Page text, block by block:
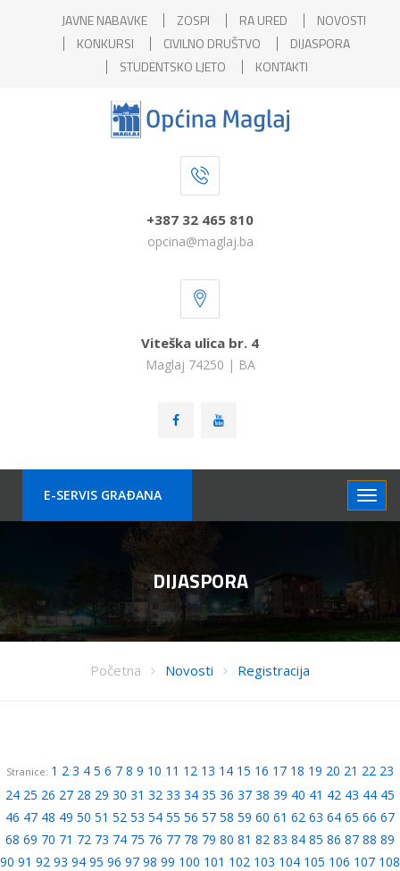
JAVNE NABAVKE ZOSPI RA URED
NOVOSTI
KONKURSI
CIVILNO DRUŠTVO
DIJASPORA
STUDENTSKO LJETO
KONTAKTI
+387 32 465 810
opcina@maglaj.ba
Viteška ulica br. 4
Maglaj 74250 | BA
E-SERVIS GRAÐANA
DIJASPORA
Početna Novosti Registracija
Stranice: 1 2 3 4 5 6 7 8 9 10 11 12 13 14 15 16 17 18 19 20 21 22 23
24 25 26 27 28 29 30 31 32 33 34 35 36 37 38 39 40 41 42 43 44 45
46 47 48 49 50 51 52 53 54 55 56 57 58 59 60 61 62 63 64 65 66 67
68 69 70 71 72 73 74 75 76 77 78 79 80 81 82 83 84 85 86 87 88 89
90 91 92 93 94 95 96 97 98 99 100 101 102 103 104 105 106 107 108